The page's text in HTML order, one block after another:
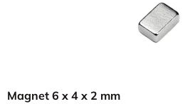
Magnet 6 x 4 x 2 mm